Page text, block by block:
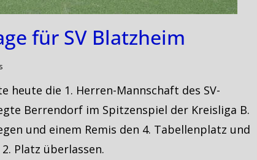
für SV Blatzheim
heute die 1. Herren-Mannschaft des SV-
Berrendorf im Spitzenspiel der Kreisliga B.
und einem Remis den 4. Tabellenplatz und
Platz überlassen.